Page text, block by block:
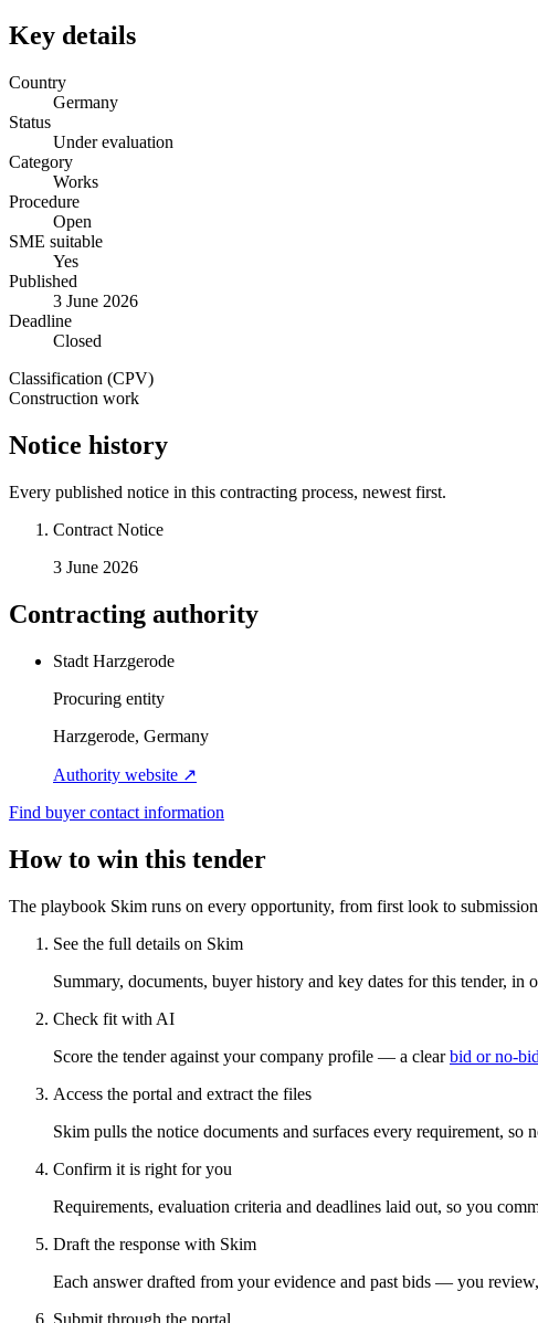
Key details
Country
Germany
Status
Under evaluation
Category
Works
Procedure
Open
SME suitable
Yes
Published
3 June 2026
Deadline
Closed
Classification (CPV)
Construction work
Notice history
Every published notice in this contracting process, newest first.
Contract Notice
3 June 2026
Contracting authority
Stadt Harzgerode
Procuring entity
Harzgerode, Germany
Authority website ↗
Find buyer contact information
How to win this tender
The playbook Skim runs on every opportunity, from first look to
See the full details on Skim
Summary, documents, buyer history and key dates for this tender, in
Check fit with AI
Score the tender against your company profile — a clear bid or no-
Access the portal and extract the files
Skim pulls the notice documents and surfaces every requirement, so
Confirm it is right for you
Requirements, evaluation criteria and deadlines laid out, so you
Draft the response with Skim
Each answer drafted from your evidence and past bids — you
Submit through the portal